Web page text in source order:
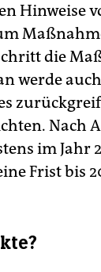
Hinweise
die
werde
Nach
im Jahr
Frist bis